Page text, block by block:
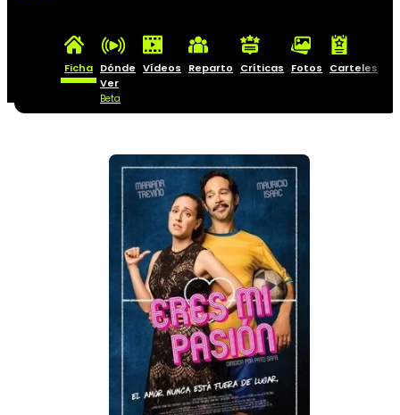
Ficha Dónde
Ver
Beta
Vídeos Reparto Críticas Fotos Carteles